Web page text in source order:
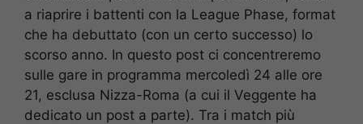
a riaprire i battenti con la League Phase, format
che ha debuttato (con un certo successo) lo
scorso anno. In questo post ci concentreremo
sulle gare in programma mercoledì 24 alle ore
21, esclusa Nizza-Roma (a cui il Veggente ha
dedicato un post a parte). Tra i match più